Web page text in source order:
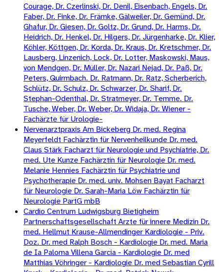
Courage, Dr. Czerlinski, Dr. Denil, Eisenbach, Engels, Dr.
Faber, Dr. Finke, Dr. Främke, Gälweiler, Dr. Gemünd, Dr.
Ghafur, Dr. Giesen, Dr. Goltz, Dr. Grund, Dr. Harms, Dr.
Heidrich, Dr. Henkel, Dr. Hilgers, Dr. Jürgenharke, Dr. Klier,
Köhler, Köttgen, Dr. Korda, Dr. Kraus, Dr. Kretschmer, Dr.
Lausberg, Linzenich, Lock, Dr. Lotter, Maskowski, Maus,
von Mendgen, Dr. Müller, Dr. Nazari Nejad, Dr. Paß, Dr.
Peters, Quirmbach. Dr. Ratmann, Dr. Ratz, Scherberich,
Schlütz, Dr. Schulz, Dr. Schwarzer, Dr. Sharif, Dr.
Stephan-Odenthal, Dr. Stratmeyer, Dr. Temme. Dr.
Tusche, Weber, Dr. Weber, Dr. Widaja, Dr. Wiener -
Fachärzte für Urologie-
Nervenarztpraxis Am Bickeberg Dr. med. Regina
Meyerfeldt Fachärztin für Nervenheilkunde Dr. med.
Claus Stärk Facharzt für Neurologie und Psychiatrie, Dr.
med. Ute Kunze Fachärztin für Neurologie Dr. med.
Melanie Hennies Fachärztin für Psychiatrie und
Psychotherapie Dr. med. univ. Mohsen Bayat Facharzt
für Neurologie Dr. Sarah-Maria Löw Fachärztin für
Neurologie PartG mbB
Cardio Centrum Ludwigsburg Bietigheim
Partnerschaftsgesellschaft Arzte für innere Medizin Dr.
med. Hellmut Krause-Allmendinger Kardiologie - Priv.
Doz. Dr. med Ralph Bosch - Kardiologie Dr. med. Maria
de Ia Paloma Villena Garcia - Kardiologie Dr. med
Matthias Vöhringer - Kardiologie Dr. med Sebastian Cyrill